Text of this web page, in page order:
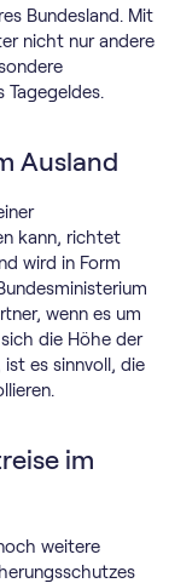
Bundesland. Mit
nicht nur andere
Ausland
kann, richtet
wird in Form
wenn es um
die Höhe der
es sinnvoll, die
im
weitere